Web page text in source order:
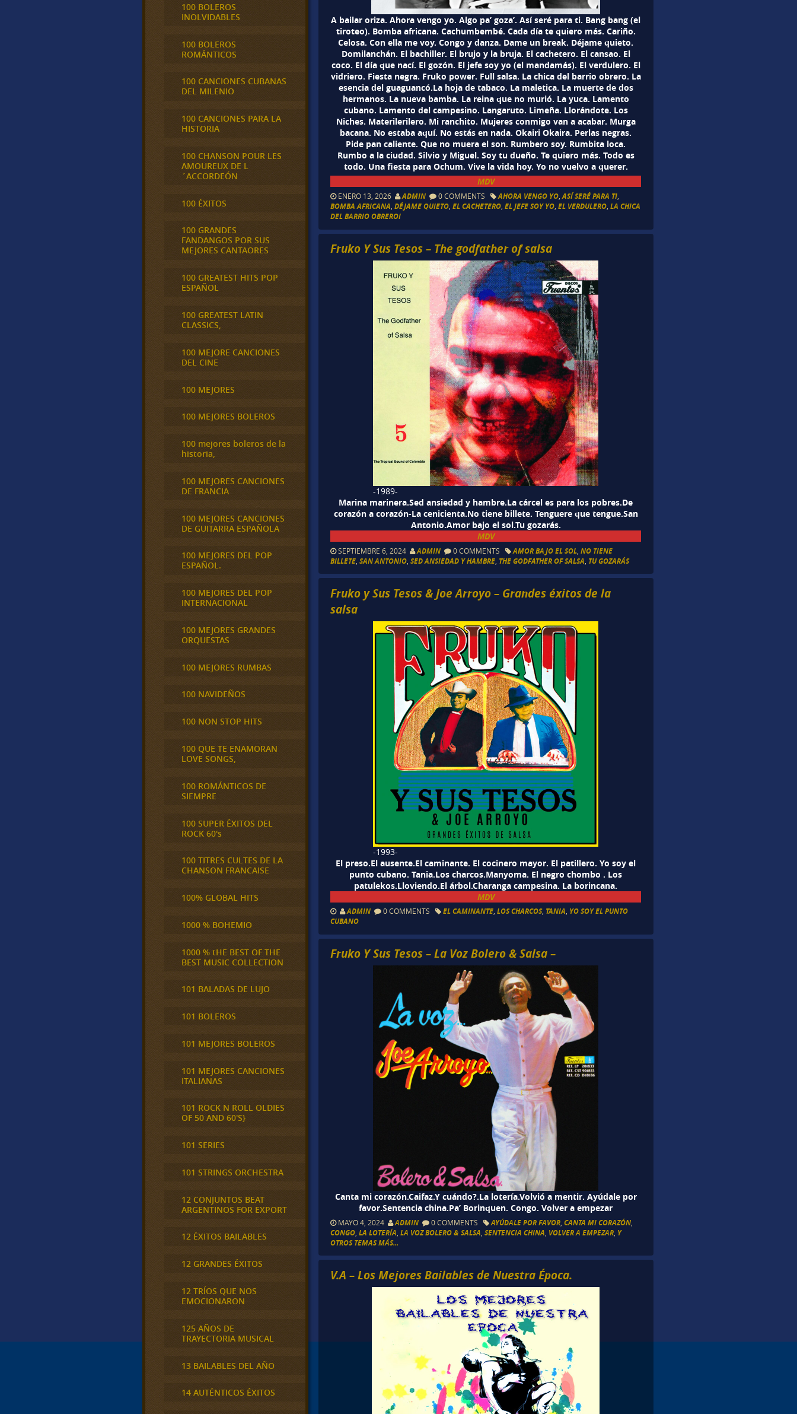
A bailar oriza. Ahora vengo yo. Algo pa’ goza’. Así seré para ti. Bang bang (el
tiroteo). Bomba africana. Cachumbembé. Cada día te quiero más. Cariño.
Celosa. Con ella me voy. Congo y danza. Dame un break. Déjame quieto.
Domilanchán. El bachiller. El brujo y la bruja. El cachetero. El cansao. El
coco. El día que nací. El gozón. El jefe soy yo (el mandamás). El verdulero. El
vidriero. Fiesta negra. Fruko power. Full salsa. La chica del barrio obrero. La
esencia del guaguancó.La hoja de tabaco. La maletica. La muerte de dos
hermanos. La nueva bamba. La reina que no murió. La yuca. Lamento
cubano. Lamento del campesino. Langaruto. Limeña. Llorándote. Los
Niches. Materilerilero. Mi ranchito. Mujeres conmigo van a acabar. Murga
bacana. No estaba aquí. No estás en nada. Okairi Okaira. Perlas negras.
Pide pan caliente. Que no muera el son. Rumbero soy. Rumbita loca.
Rumbo a la ciudad. Silvio y Miguel. Soy tu dueño. Te quiero más. Todo es
todo. Una fiesta para Ochum. Vive la vida hoy. Yo no vuelvo a querer.
MDV
ENERO 13, 2026 ADMIN 0 COMMENTS AHORA VENGO YO ,ASÍ SERÉ PARA TI
BOMBA AFRICANA ,DÉJAME QUIETO ,EL CACHETERO ,EL JEFE SOY YO ,EL VERDULERO ,LA CHICA
DEL BARRIO OBREROI
Fruko Y Sus Tesos – The godfather of salsa
-1989-
Marina marinera.Sed ansiedad y hambre.La cárcel es para los pobres.De
corazón a corazón-La cenicienta.No tiene billete. Tenguere que tengue.San
Antonio.Amor bajo el sol.Tu gozarás.
MDV
SEPTIEMBRE 6, 2024 ADMIN 0 COMMENTS AMOR BAJO EL SOL ,NO TIENE
BILLETE ,SAN ANTONIO ,SED ANSIEDAD Y HAMBRE THE GODFATHER OF SALSA TU GOZARÁS
Fruko y Sus Tesos & Joe Arroyo – Grandes éxitos de la
salsa
-1993-
El preso.El ausente.El caminante. El cocinero mayor. El patillero. Yo soy el
punto cubano. Tania.Los charcos.Manyoma. El negro chombo . Los
patulekos.Lloviendo.El árbol.Charanga campesina. La borincana.
MDV
ADMIN 0 COMMENTS EL CAMINANTE,LOS CHARCOS, TANIA, YO SOY EL PUNTO
CUBANO
Fruko Y Sus Tesos – La Voz Bolero & Salsa –
Canta mi corazón.Caifaz.Y cuándo?.La lotería.Volvió a mentir. Ayúdale por
favor.Sentencia china.Pa’ Borinquen. Congo. Volver a empezar
MAYO 4, 2024 ADMIN 0 COMMENTS AYÚDALE POR FAVOR ,CANTA MI CORAZÓN
CONGO ,LA LOTERÍA ,LA VOZ BOLERO & SALSA ,SENTENCIA CHINA VOLVER A EMPEZAR Y
OTROS TEMAS MÁS...
V.A – Los Mejores Bailables de Nuestra Época.
100 BOLEROS
INOLVIDABLES
100 BOLEROS
ROMÁNTICOS
100 CANCIONES CUBANAS
DEL MILENIO
100 CANCIONES PARA LA
HISTORIA
100 CHANSON POUR LES
AMOUREUX DE L
´ACCORDEÓN
100 ÉXITOS
100 GRANDES
FANDANGOS POR SUS
MEJORES CANTAORES
100 GREATEST HITS POP
ESPAÑOL
100 GREATEST LATIN
CLASSICS,
100 MEJORE CANCIONES
DEL CINE
100 MEJORES
100 MEJORES BOLEROS
100 mejores boleros de la
historia,
100 MEJORES CANCIONES
DE FRANCIA
100 MEJORES CANCIONES
DE GUITARRA ESPAÑOLA
100 MEJORES DEL POP
ESPAÑOL.
100 MEJORES DEL POP
INTERNACIONAL
100 MEJORES GRANDES
ORQUESTAS
100 MEJORES RUMBAS
100 NAVIDEÑOS
100 NON STOP HITS
100 QUE TE ENAMORAN
LOVE SONGS,
100 ROMÁNTICOS DE
SIEMPRE
100 SUPER ÉXITOS DEL
ROCK 60's
100 TITRES CULTES DE LA
CHANSON FRANCAISE
100% GLOBAL HITS
1000 % BOHEMIO
1000 % tHE BEST OF THE
BEST MUSIC COLLECTION
101 BALADAS DE LUJO
101 BOLEROS
101 MEJORES BOLEROS
101 MEJORES CANCIONES
ITALIANAS
101 ROCK N ROLL OLDIES
OF 50 AND 60'S}
101 SERIES
101 STRINGS ORCHESTRA
12 CONJUNTOS BEAT
ARGENTINOS FOR EXPORT
12 ÉXITOS BAILABLES
12 GRANDES ÉXITOS
12 TRÍOS QUE NOS
EMOCIONARON
125 AÑOS DE
TRAYECTORIA MUSICAL
13 BAILABLES DEL AÑO
14 AUTÉNTICOS ÉXITOS